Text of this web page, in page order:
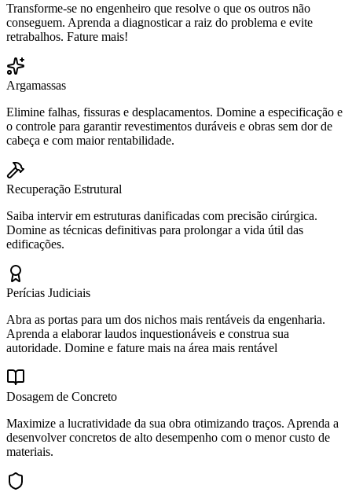
Transforme-se no engenheiro que resolve o que os outros não
conseguem. Aprenda a diagnosticar a raiz do problema e evite
retrabalhos. Fature mais!
Argamassas
Elimine falhas, fissuras e desplacamentos. Domine a especificação e
o controle para garantir revestimentos duráveis e obras sem dor de
cabeça e com maior rentabilidade.
Recuperação Estrutural
Saiba intervir em estruturas danificadas com precisão cirúrgica.
Domine as técnicas definitivas para prolongar a vida útil das
edificações.
Perícias Judiciais
Abra as portas para um dos nichos mais rentáveis da engenharia.
Aprenda a elaborar laudos inquestionáveis e construa sua
autoridade. Domine e fature mais na área mais rentável
Dosagem de Concreto
Maximize a lucratividade da sua obra otimizando traços. Aprenda a
desenvolver concretos de alto desempenho com o menor custo de
materiais.